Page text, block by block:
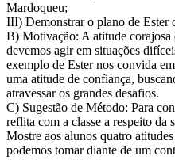
Mardoqueu;
III) Demonstrar o plano de Ester
B) Motivação: A atitude
devemos agir em situações
exemplo de Ester nos convida
uma atitude de confiança,
atravessar os grandes desafios.
C) Sugestão de Método: Para
reflita com a classe a respeito da
Mostre aos alunos quatro
podemos tomar diante de um